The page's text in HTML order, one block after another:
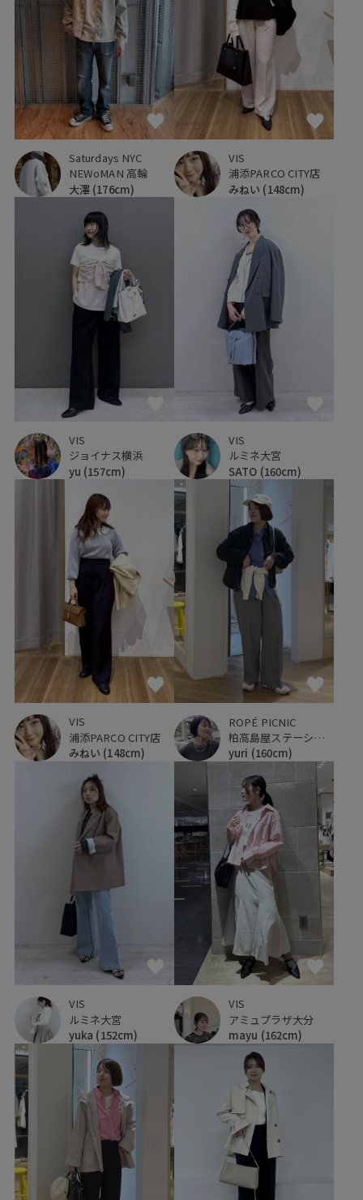
Saturdays NYC
NEWoMAN 高輪
大澤 (176cm)
VIS
浦添PARCO CITY店
みねい (148cm)
VIS
ジョイナス横浜
yu (157cm)
VIS
ルミネ大宮
SATO (160cm)
VIS
浦添PARCO CITY店
みねい (148cm)
ROPÉ PICNIC
柏高島屋ステーションモール
yuri (160cm)
VIS
ルミネ大宮
yuka (152cm)
VIS
アミュプラザ大分
mayu (162cm)